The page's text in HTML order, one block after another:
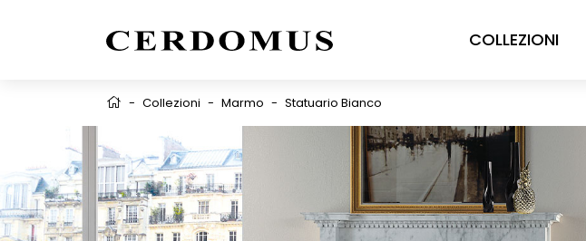
COLLEZIONI
- Collezioni - Marmo - Statuario Bianco